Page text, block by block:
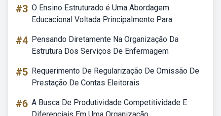
#3 O Ensino Estruturado é Uma Abordagem
Educacional Voltada Principalmente Para
#4 Pensando Diretamente Na Organização Da
Estrutura Dos Serviços De Enfermagem
#5 Requerimento De Regularização De Omissão De
Prestação De Contas Eleitorais
#6 A Busca De Produtividade Competitividade E